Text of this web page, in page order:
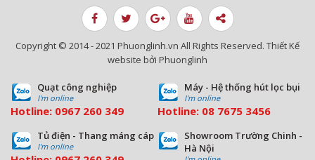
Copyright © 2014 - 2021 Phuonglinh.vn All Rights Reserved. Thiết Kế
website bởi Phuonglinh
Quạt công nghiệp
I'm online
Hotline: 0967 260 349
Máy - Hệ thống hút lọc bụi
I'm online
Hotline: 08 7675 3456
Tủ điện - Thang máng cáp
I'm online
Showroom Trường Chinh -
Hà Nội